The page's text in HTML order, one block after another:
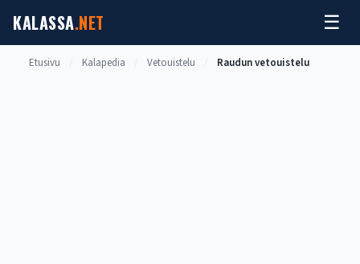
sisältöön
KALASSA.NET ☰
Etusivu Kalapedia Vetouistelu Raudun vetouistelu